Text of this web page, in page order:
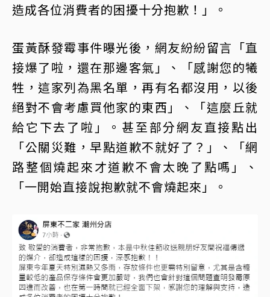
造成各位消費者的困擾十分抱歉！」。
蛋黃酥發霉事件曝光後，網友紛紛留言「直
接爆了啦，還在那邊客氣」、「感謝您的犧
牲，這家列為黑名單，再有名都沒用，以後
絕對不會考慮買他家的東西」、「這麼丘就
給它下去了啦」。甚至部分網友直接點出
「公關災難，早點道歉不就好了？」、「網
路整個燒起來才道歉不會太晚了點嗎」、
「一開始直接說抱歉就不會燒起來」。